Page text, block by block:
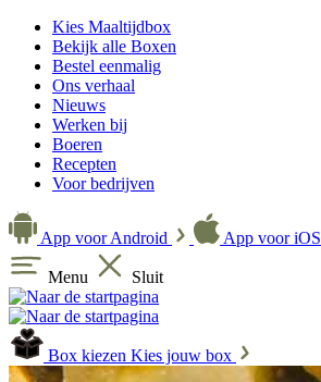
Kies Maaltijdbox
Bekijk alle Boxen
Bestel eenmalig
Ons verhaal
Nieuws
Werken bij
Boeren
Recepten
Voor bedrijven
App voor Android App voor iOS
Menu Sluit
Box kiezen Kies jouw box